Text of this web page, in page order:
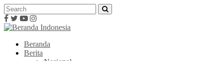
Beranda
Berita